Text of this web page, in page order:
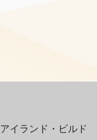
イランド・ビルド